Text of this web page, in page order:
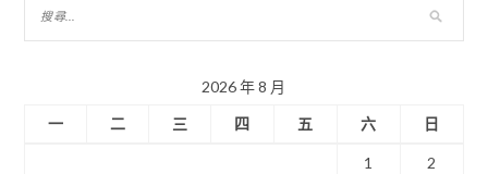
2026 年 8 月
一
二 三 四 五 六 日
1 2